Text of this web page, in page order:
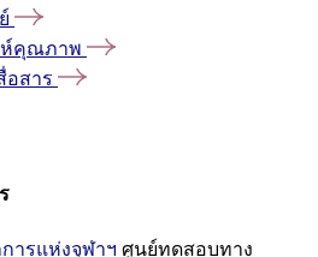
ห์คุณภาพ
อสาร
ารแห่งจุฬาฯ ศูนย์ทดสอบทาง